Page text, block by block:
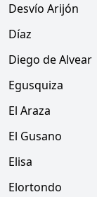
Desvío Arijón
Díaz
Diego de Alvear
Egusquiza
El Araza
El Gusano
Elisa
Elortondo